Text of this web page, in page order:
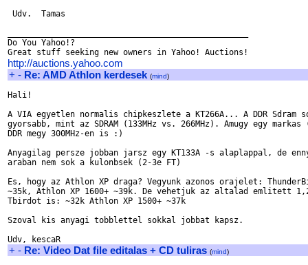
Udv.  Tamas
Do You Yahoo!?
http://auctions.yahoo.com
+ - Re: AMD Athlon kerdesek (mind)
Hali!
A VIA egyetlen normalis chipkeszlete a KT266A... A DDR Sdram
gyorsabb, mint az SDRAM (133MHz vs. 266MHz). Amugy egy markas
DDR megy 300MHz-en is :)
Anyagilag persze jobban jarsz egy KT133A -s alaplappal, de
araban nem sok a kulonbsek (2-3e FT)
Es, hogy az Athlon XP draga? Vegyunk azonos orajelet:
~35k, Athlon XP 1600+ ~39k. De vehetjuk az altalad emlitett
Tbirdot is: ~32k Athlon XP 1500+ ~37k
Szoval kis anyagi tobblettel sokkal jobbat kapsz.
+ - Re: Video Dat file editalas + CD tuliras (mind)